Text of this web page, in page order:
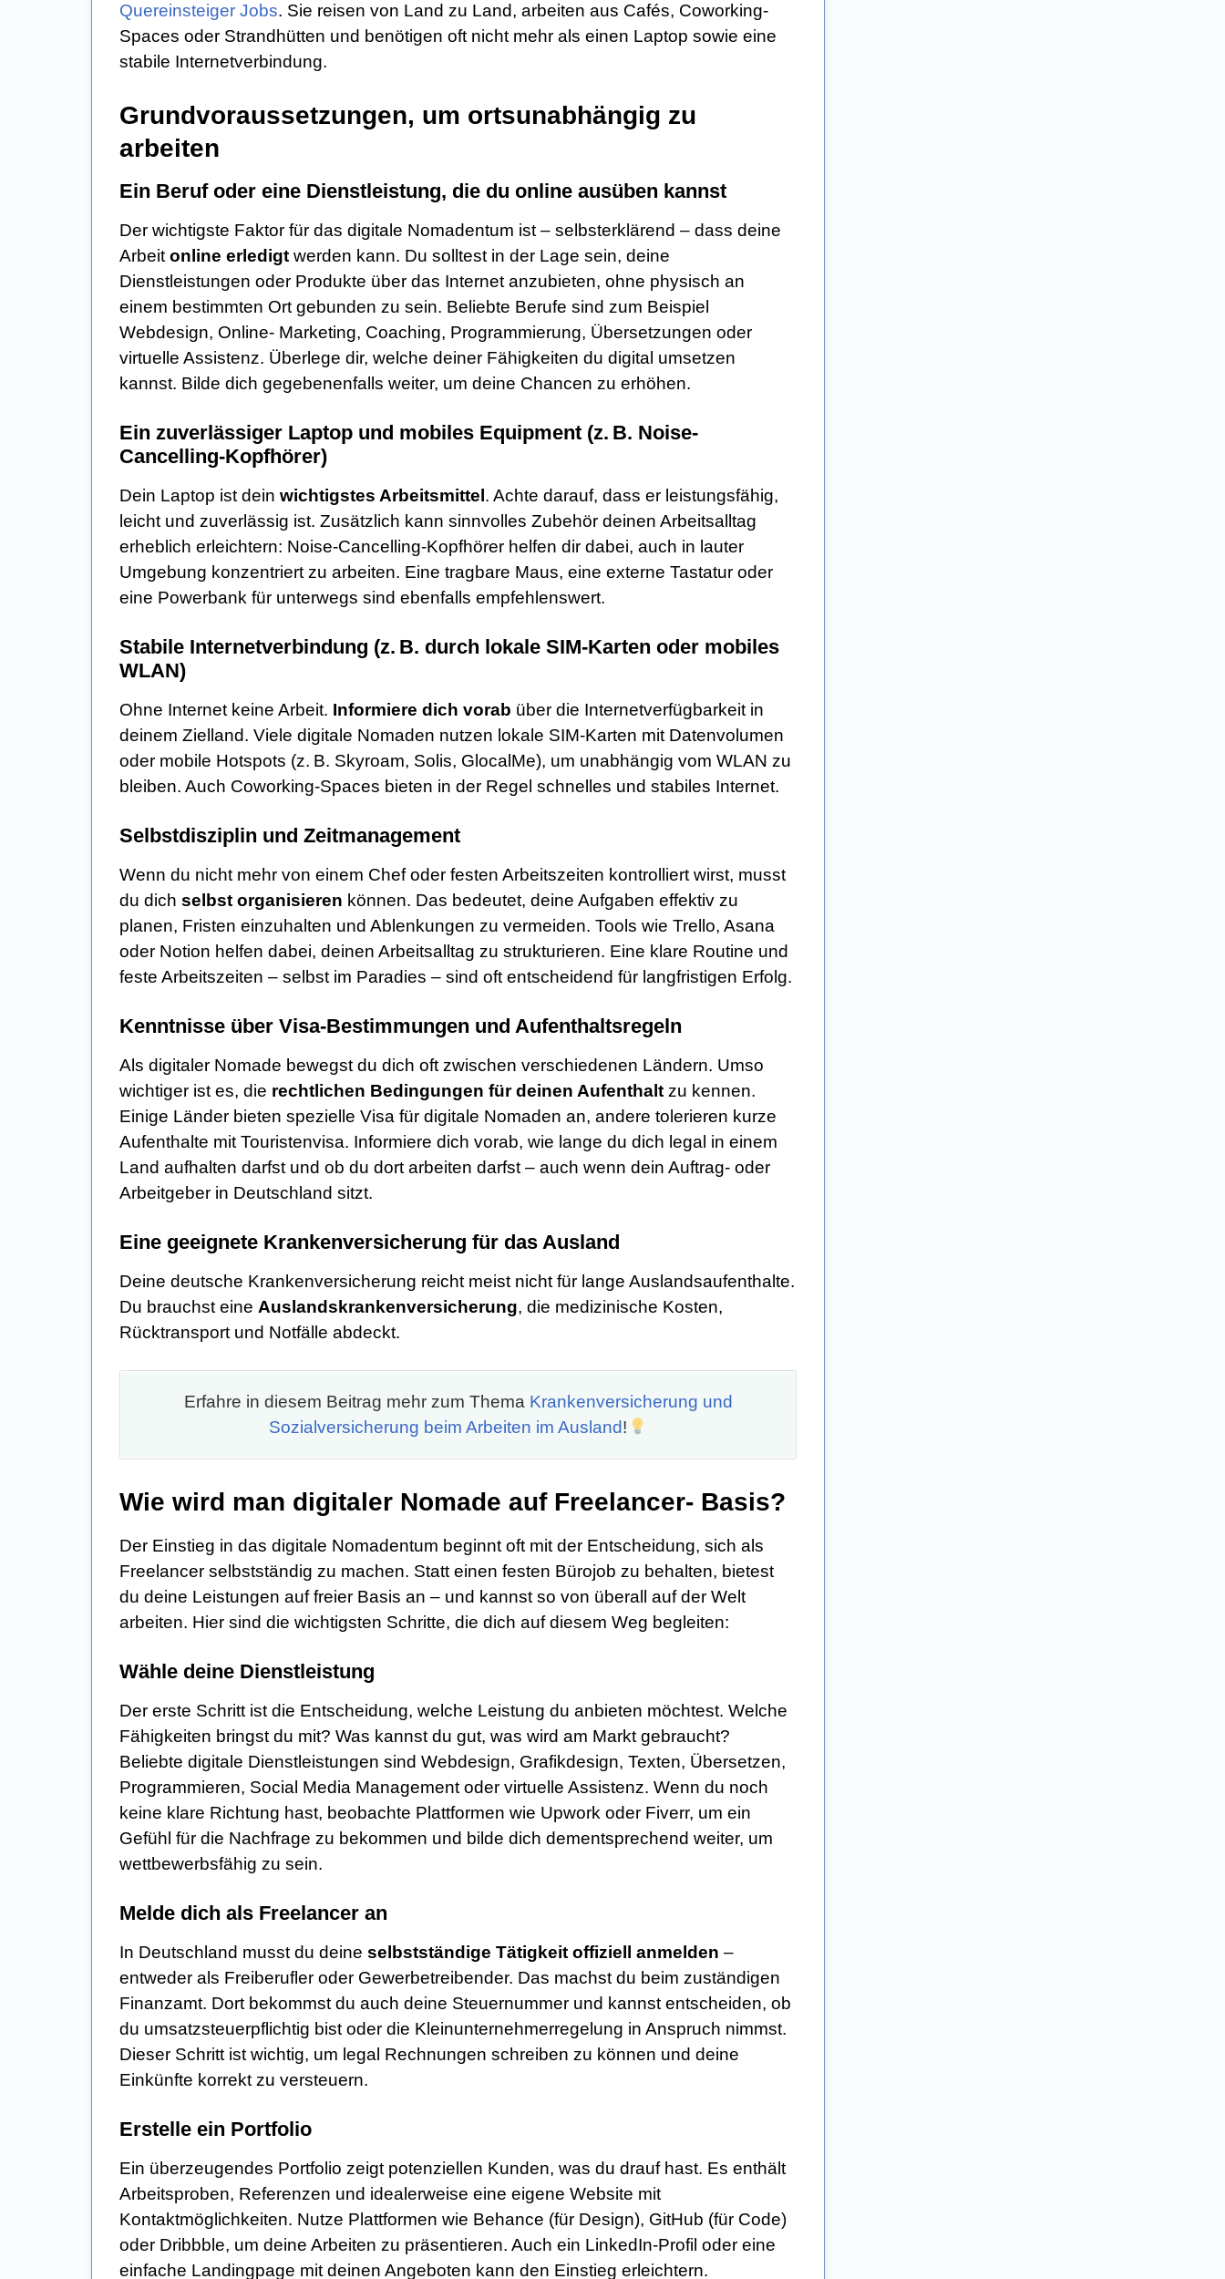
Quereinsteiger Jobs. Sie reisen von Land zu Land, arbeiten aus Cafés, Coworking-
Spaces oder Strandhütten und benötigen oft nicht mehr als einen Laptop sowie eine
stabile Internetverbindung.
Grundvoraussetzungen, um ortsunabhängig zu
arbeiten
Ein Beruf oder eine Dienstleistung, die du online ausüben kannst
Der wichtigste Faktor für das digitale Nomadentum ist – selbsterklärend – dass deine
Arbeit online erledigt werden kann. Du solltest in der Lage sein, deine
Dienstleistungen oder Produkte über das Internet anzubieten, ohne physisch an
einem bestimmten Ort gebunden zu sein. Beliebte Berufe sind zum Beispiel
Webdesign, Online- Marketing, Coaching, Programmierung, Übersetzungen oder
virtuelle Assistenz. Überlege dir, welche deiner Fähigkeiten du digital umsetzen
kannst. Bilde dich gegebenenfalls weiter, um deine Chancen zu erhöhen.
Ein zuverlässiger Laptop und mobiles Equipment (z. B. Noise-
Cancelling-Kopfhörer)
Dein Laptop ist dein wichtigstes Arbeitsmittel . Achte darauf, dass er leistungsfähig,
leicht und zuverlässig ist. Zusätzlich kann sinnvolles Zubehör deinen Arbeitsalltag
erheblich erleichtern: Noise-Cancelling-Kopfhörer helfen dir dabei, auch in lauter
Umgebung konzentriert zu arbeiten. Eine tragbare Maus, eine externe Tastatur oder
eine Powerbank für unterwegs sind ebenfalls empfehlenswert.
Stabile Internetverbindung (z. B. durch lokale SIM-Karten oder mobiles
WLAN)
Ohne Internet keine Arbeit. Informiere dich vorab über die Internetverfügbarkeit in
deinem Zielland. Viele digitale Nomaden nutzen lokale SIM-Karten mit Datenvolumen
oder mobile Hotspots (z. B. Skyroam, Solis, GlocalMe), um unabhängig vom WLAN zu
bleiben. Auch Coworking-Spaces bieten in der Regel schnelles und stabiles Internet.
Selbstdisziplin und Zeitmanagement
Wenn du nicht mehr von einem Chef oder festen Arbeitszeiten kontrolliert wirst, musst
du dich selbst organisieren können. Das bedeutet, deine Aufgaben effektiv zu
planen, Fristen einzuhalten und Ablenkungen zu vermeiden. Tools wie Trello, Asana
oder Notion helfen dabei, deinen Arbeitsalltag zu strukturieren. Eine klare Routine und
feste Arbeitszeiten – selbst im Paradies – sind oft entscheidend für langfristigen Erfolg.
Kenntnisse über Visa-Bestimmungen und Aufenthaltsregeln
Als digitaler Nomade bewegst du dich oft zwischen verschiedenen Ländern. Umso
wichtiger ist es, die rechtlichen Bedingungen für deinen Aufenthalt zu kennen.
Einige Länder bieten spezielle Visa für digitale Nomaden an, andere tolerieren kurze
Aufenthalte mit Touristenvisa. Informiere dich vorab, wie lange du dich legal in einem
Land aufhalten darfst und ob du dort arbeiten darfst – auch wenn dein Auftrag- oder
Arbeitgeber in Deutschland sitzt.
Eine geeignete Krankenversicherung für das Ausland
Deine deutsche Krankenversicherung reicht meist nicht für lange Auslandsaufenthalte.
Du brauchst eine Auslandskrankenversicherung, die medizinische Kosten,
Rücktransport und Notfälle abdeckt.
Erfahre in diesem Beitrag mehr zum Thema Krankenversicherung und
Sozialversicherung beim Arbeiten im Ausland!
Wie wird man digitaler Nomade auf Freelancer- Basis?
Der Einstieg in das digitale Nomadentum beginnt oft mit der Entscheidung, sich als
Freelancer selbstständig zu machen. Statt einen festen Bürojob zu behalten, bietest
du deine Leistungen auf freier Basis an – und kannst so von überall auf der Welt
arbeiten. Hier sind die wichtigsten Schritte, die dich auf diesem Weg begleiten:
Wähle deine Dienstleistung
Der erste Schritt ist die Entscheidung, welche Leistung du anbieten möchtest. Welche
Fähigkeiten bringst du mit? Was kannst du gut, was wird am Markt gebraucht?
Beliebte digitale Dienstleistungen sind Webdesign, Grafikdesign, Texten, Übersetzen,
Programmieren, Social Media Management oder virtuelle Assistenz. Wenn du noch
keine klare Richtung hast, beobachte Plattformen wie Upwork oder Fiverr, um ein
Gefühl für die Nachfrage zu bekommen und bilde dich dementsprechend weiter, um
wettbewerbsfähig zu sein.
Melde dich als Freelancer an
In Deutschland musst du deine selbstständige Tätigkeit offiziell anmelden –
entweder als Freiberufler oder Gewerbetreibender. Das machst du beim zuständigen
Finanzamt. Dort bekommst du auch deine Steuernummer und kannst entscheiden, ob
du umsatzsteuerpflichtig bist oder die Kleinunternehmerregelung in Anspruch nimmst.
Dieser Schritt ist wichtig, um legal Rechnungen schreiben zu können und deine
Einkünfte korrekt zu versteuern.
Erstelle ein Portfolio
Ein überzeugendes Portfolio zeigt potenziellen Kunden, was du drauf hast. Es enthält
Arbeitsproben, Referenzen und idealerweise eine eigene Website mit
Kontaktmöglichkeiten. Nutze Plattformen wie Behance (für Design), GitHub (für Code)
oder Dribbble, um deine Arbeiten zu präsentieren. Auch ein LinkedIn-Profil oder eine
einfache Landingpage mit deinen Angeboten kann den Einstieg erleichtern.